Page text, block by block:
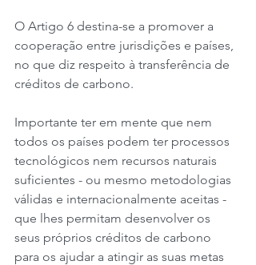
O Artigo 6 destina-se a promover a
cooperação entre jurisdições e países,
no que diz respeito à transferência de
créditos de carbono.
Importante ter em mente que nem
todos os países podem ter processos
tecnológicos nem recursos naturais
suficientes - ou mesmo metodologias
válidas e internacionalmente aceitas -
que lhes permitam desenvolver os
seus próprios créditos de carbono
para os ajudar a atingir as suas metas